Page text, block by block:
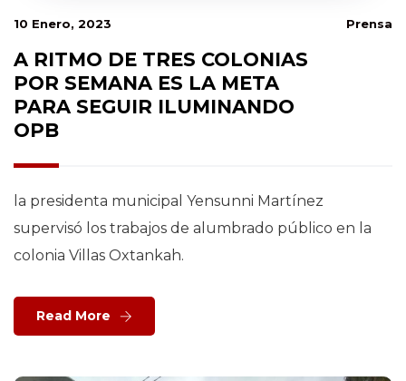
10 Enero, 2023 Prensa
A RITMO DE TRES COLONIAS
POR SEMANA ES LA META
PARA SEGUIR ILUMINANDO
OPB
la presidenta municipal Yensunni Martínez
supervisó los trabajos de alumbrado público en la
colonia Villas Oxtankah.
Read More